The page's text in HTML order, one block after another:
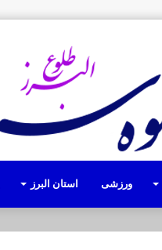
ورزشی استان البرز